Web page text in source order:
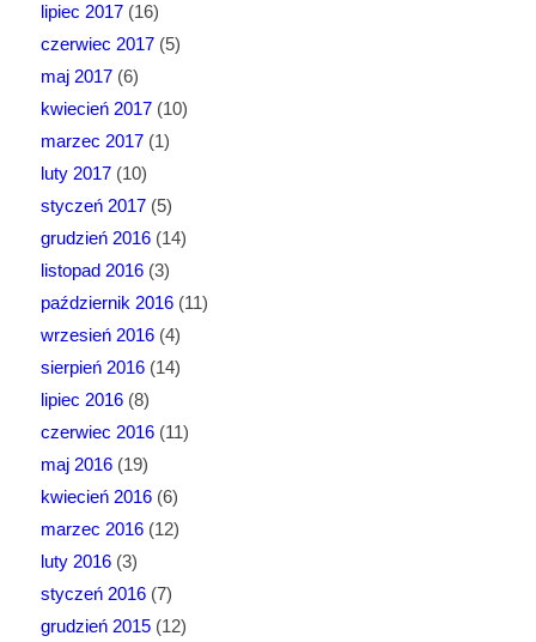
lipiec 2017(16)
czerwiec 2017(5)
maj 2017(6)
kwiecień 2017(10)
marzec 2017(1)
luty 2017(10)
styczeń 2017(5)
grudzień 2016(14)
listopad 2016(3)
październik 2016(11)
wrzesień 2016(4)
sierpień 2016(14)
lipiec 2016(8)
czerwiec 2016(11)
maj 2016(19)
kwiecień 2016(6)
marzec 2016(12)
luty 2016(3)
styczeń 2016(7)
grudzień 2015(12)